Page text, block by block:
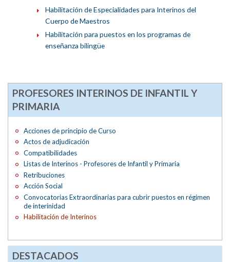
Habilitación de Especialidades para Interinos del
Cuerpo de Maestros
Habilitación para puestos en los programas de
enseñanza bilingüe
PROFESORES INTERINOS DE INFANTIL Y
PRIMARIA
Acciones de principio de Curso
Actos de adjudicación
Compatibilidades
Listas de Interinos - Profesores de Infantil y Primaria
Retribuciones
Acción Social
Convocatorias Extraordinarias para cubrir puestos en régimen
de interinidad
Habilitación de Interinos
DESTACADOS